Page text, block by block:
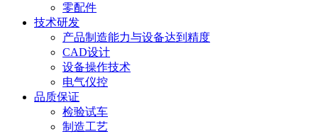
零配件
技术研发
产品制造能力与设备达到精度
CAD设计
设备操作技术
电气仪控
品质保证
检验试车
制造工艺